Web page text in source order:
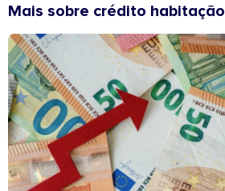
Mais sobre crédito habitação